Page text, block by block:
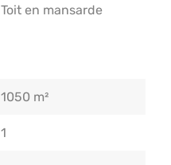
Toit en mansarde
1050 m²
1